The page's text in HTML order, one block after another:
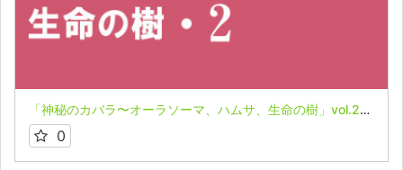
「神秘のカバラ〜オーラソーマ、ハムサ、生命の樹」vol.2★武藤悦子
0